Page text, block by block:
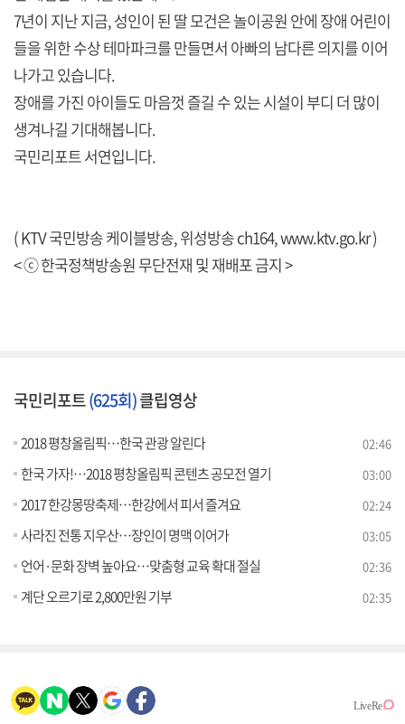
7년이 지난 지금, 성인이 된 딸 모건은 놀이공원 안에 장애 어린이
들을 위한 수상 테마파크를 만들면서 아빠의 남다른 의지를 이어
나가고 있습니다.
장애를 가진 아이들도 마음껏 즐길 수 있는 시설이 부디 더 많이
생겨나길 기대해봅니다.
국민리포트 서연입니다.
( KTV 국민방송 케이블방송, 위성방송 ch164,www.ktv.go.kr)
< ⓒ 한국정책방송원 무단전재 및 재배포 금지 >
국민리포트(625회)클립영상
2018 평창올림픽…한국 관광 알린다 02:46
한국 가자!…2018 평창올림픽 콘텐츠 공모전 열기 03:00
2017 한강몽땅축제…한강에서 피서 즐겨요 02:24
사라진 전통 지우산…장인이 명맥 이어가 03:05
언어·문화 장벽 높아요…맞춤형 교육 확대 절실 02:36
계단 오르기로 2,800만원 기부 02:35